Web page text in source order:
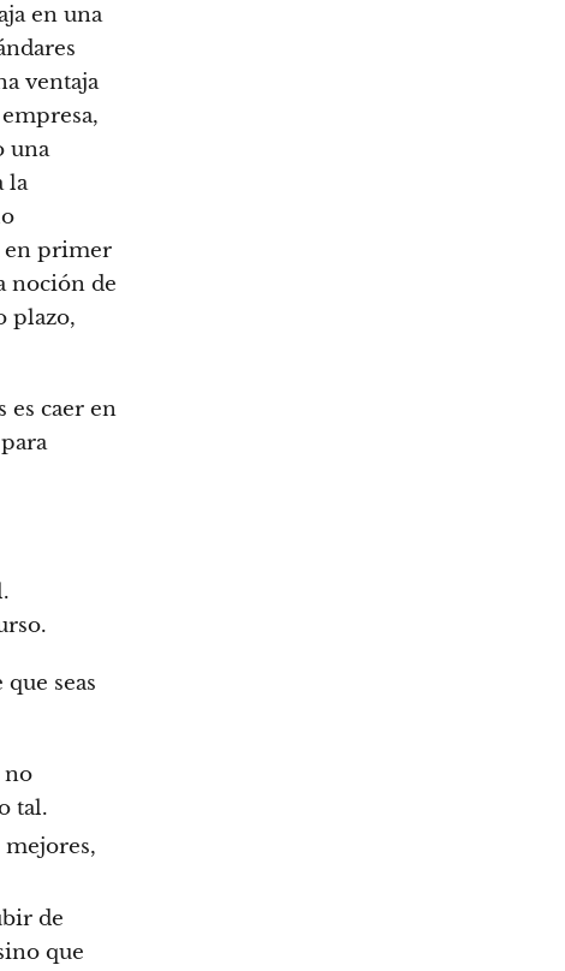
en una
ventaja
una
la
en primer
noción de
plazo,
es caer en
seas
no
tal.
mejores,
de
que